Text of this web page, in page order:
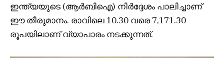
ഇന്ത്യയുടെ (ആർബിഐ) നിർദ്ദേശം പാലിച്ചാണ്
ഈ തീരുമാനം. രാവിലെ 10.30 വരെ 7,171.30
രൂപയിലാണ് വ്യാപാരം നടക്കുന്നത്.